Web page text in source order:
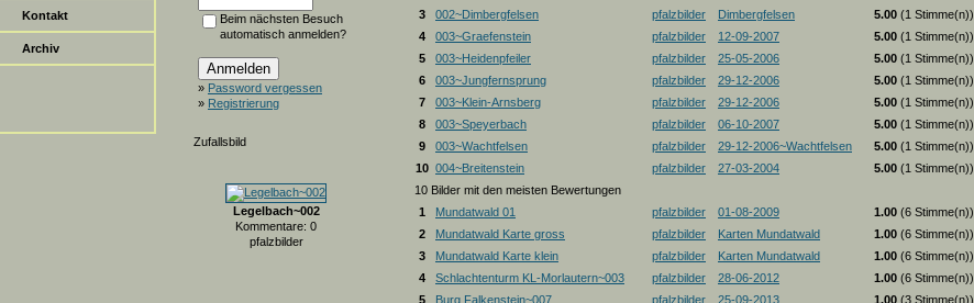
Kontakt
Archiv
Beim nächsten Besuch
automatisch anmelden?
» Password vergessen
» Registrierung
Zufallsbild
Legelbach~002
Kommentare: 0
pfalzbilder
3
002~Dimbergfelsen pfalzbilder Dimbergfelsen 5.00 (1 Stimme(n))
4
003~Graefenstein pfalzbilder 12-09-2007 5.00 (1 Stimme(n))
5
003~Heidenpfeiler pfalzbilder 25-05-2006 5.00 (1 Stimme(n))
6
003~Jungfernsprung pfalzbilder 29-12-2006 5.00 (1 Stimme(n))
7
003~Klein-Arnsberg pfalzbilder 29-12-2006 5.00 (1 Stimme(n))
8
003~Speyerbach pfalzbilder 06-10-2007 5.00 (1 Stimme(n))
9
003~Wachtfelsen pfalzbilder 29-12-2006~Wachtfelsen 5.00 (1 Stimme(n))
10 004~Breitenstein pfalzbilder 27-03-2004 5.00 (1 Stimme(n))
10 Bilder mit den meisten Bewertungen
1
Mundatwald 01 pfalzbilder 01-08-2009 1.00 (6 Stimme(n))
2
Mundatwald Karte gross pfalzbilder Karten Mundatwald 1.00 (6 Stimme(n))
3
Mundatwald Karte klein pfalzbilder Karten Mundatwald 1.00 (6 Stimme(n))
4
Schlachtenturm KL-Morlautern~003 pfalzbilder 28-06-2012 1.00 (6 Stimme(n))
5
Burg Falkenstein~007 pfalzbilder 25-09-2013 1.00 (3 Stimme(n))